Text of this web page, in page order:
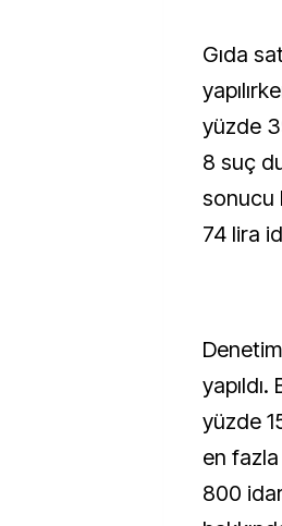
Gıda
yüzde
8 suç
sonucu
74 lira
yüzde
en
800